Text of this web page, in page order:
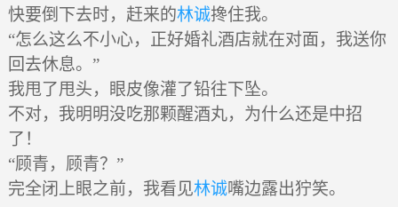
快要倒下去时，赶来的林诚搀住我。
“怎么这么不小心，正好婚礼酒店就在对面，我送你
回去休息。”
我甩了甩头，眼皮像灌了铅往下坠。
不对，我明明没吃那颗醒酒丸，为什么还是中招
了！
“顾青，顾青？”
完全闭上眼之前，我看见林诚嘴边露出狞笑。